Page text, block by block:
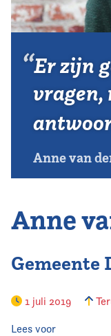
Er zijn
vragen,
Anne van
Anne
Gemeente
1 juli 2019
Lees voor